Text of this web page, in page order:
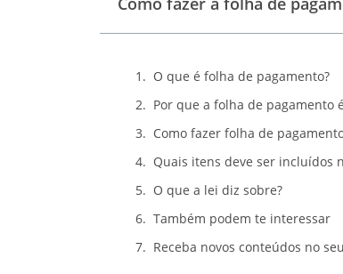
O que é folha de pagamento?
Por que a folha de pagamento
Como fazer folha de
Quais itens deve ser incluídos
O que a lei diz sobre?
Também podem te interessar
Receba novos conteúdos no